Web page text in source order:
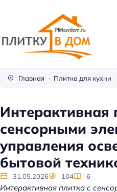
к
а
л
я
о
т
Главная Плитка для кухни
Интерактивная
сенсорными
управления
бытовой
31.05.2026 104 6
Интерактивная плитка с